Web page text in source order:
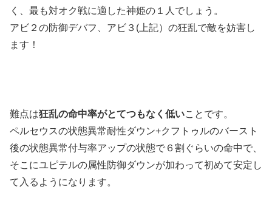
く、最も対オク戦に適した神姫の１人でしょう。
アビ２の防御デバフ、アビ３(上記）の狂乱で敵を妨害し
ます！
難点は狂乱の命中率がとてつもなく低いことです。
ペルセウスの状態異常耐性ダウン+クフトゥルのバースト
後の状態異常付与率アップの状態で６割ぐらいの命中で、
そこにユピテルの属性防御ダウンが加わって初めて安定し
て入るようになります。